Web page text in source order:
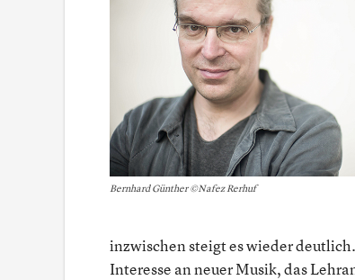
Bernhard Günther ©Nafez Rerhuf
inzwischen steigt es wieder
Interesse an neuer Musik, das